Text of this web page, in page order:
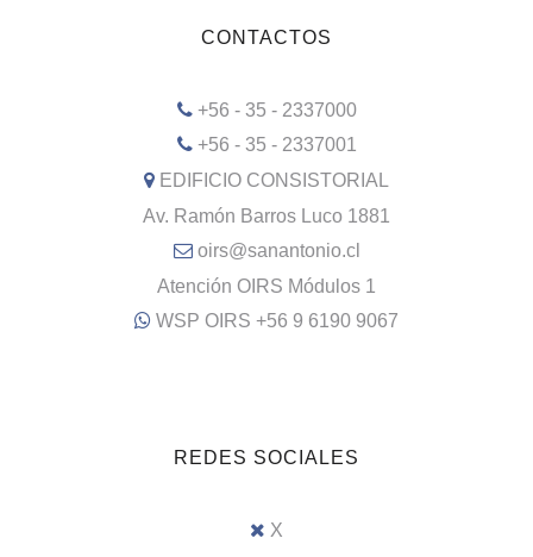
CONTACTOS
+56 - 35 - 2337000
+56 - 35 - 2337001
EDIFICIO CONSISTORIAL
Av. Ramón Barros Luco 1881
oirs@sanantonio.cl
Atención OIRS Módulos 1
WSP OIRS +56 9 6190 9067
REDES SOCIALES
X